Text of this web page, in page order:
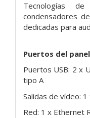
Tecnologías
condensadores
dedicadas para
Puertos del
Puertos USB: 2 x
tipo A
Salidas de vídeo:
Red: 1 x Ethernet